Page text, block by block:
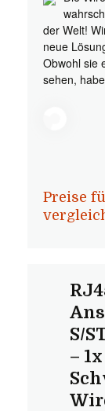
der Welt!
neue
Obwohl sie
sehen,
Preise
S/
–